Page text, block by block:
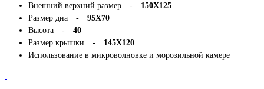
Внешний верхний размер - 150Х125
Размер дна - 95Х70
Высота - 40
Размер крышки - 145Х120
Использование в микроволновке и морозильной камере